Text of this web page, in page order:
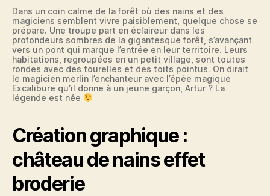
Dans un coin calme de la forêt où des nains et des
magiciens semblent vivre paisiblement, quelque chose se
prépare. Une troupe part en éclaireur dans les
profondeurs sombres de la gigantesque forêt, s’avançant
vers un pont qui marque l’entrée en leur territoire. Leurs
habitations, regroupées en un petit village, sont toutes
rondes avec des tourelles et des toits pointus. On dirait
le magicien merlin l’enchanteur avec l’épée magique
Excalibure qu’il donne à un jeune garçon, Artur ? La
légende est née
Création graphique :
château de nains effet
broderie